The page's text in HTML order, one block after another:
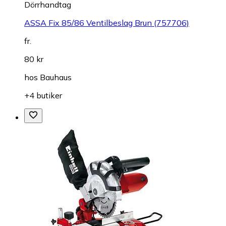
Dörrhandtag
ASSA Fix 85/86 Ventilbeslag Brun (757706)
fr.
80 kr
hos Bauhaus
+4 butiker